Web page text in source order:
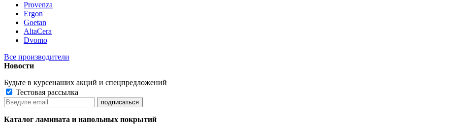
Provenza
Ergon
Goetan
AltaСera
Dvomo
Все производители
Новости
Будьте в курсенаших акций и спецпредложений
Тестовая рассылка
Каталог ламината и напольных покрытий